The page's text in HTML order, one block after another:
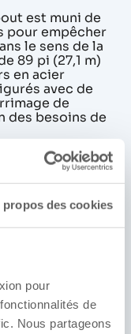
propos des cookies
pour
de
Nous partageons
est muni de
pour empêcher
le sens de la
89 pi (27,1 m)
en acier
avec de
de
des besoins de
sur rail